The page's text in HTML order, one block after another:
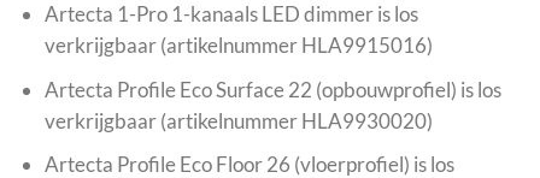
Artecta 1-Pro 1-kanaals LED dimmer is los
verkrijgbaar (artikelnummer HLA9915016)
Artecta Profile Eco Surface 22 (opbouwprofiel) is los
verkrijgbaar (artikelnummer HLA9930020)
Artecta Profile Eco Floor 26 (vloerprofiel) is los